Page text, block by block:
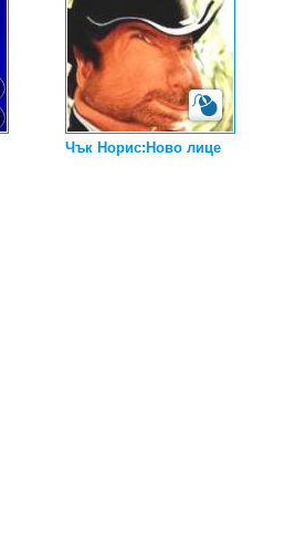
Чък Норис:Ново лице